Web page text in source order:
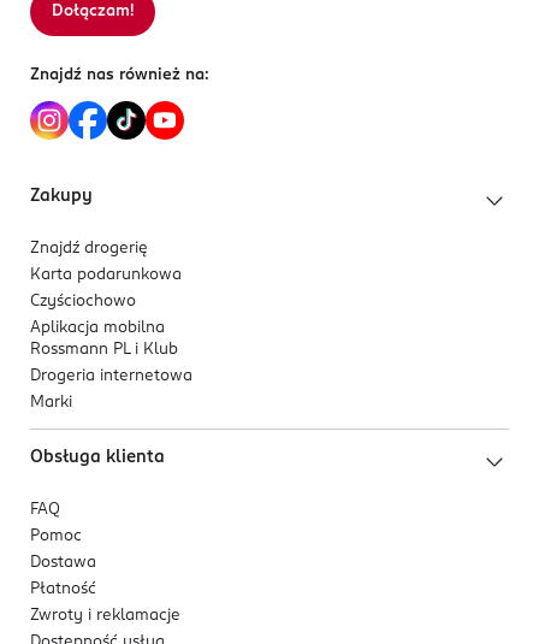
Dołączam!
Znajdź nas również na:
Zakupy
Znajdź drogerię
Karta podarunkowa
Czyściochowo
Aplikacja mobilna
Rossmann PL i Klub
Drogeria internetowa
Marki
Obsługa klienta
FAQ
Pomoc
Dostawa
Płatność
Zwroty i reklamacje